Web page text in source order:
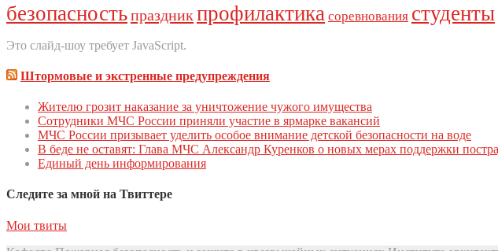
безопасностьпраздникпрофилактика соревнования студенты
Это слайд-шоу требует JavaScript.
Штормовые и экстренные предупреждения
Жителю грозит наказание за уничтожение чужого имущества
Сoтрудники МЧС Рoссии приняли участие в ярмарке вакансий
МЧС России призывает уделить особое внимание детской безопасности на воде
В беде не оставят: Глава МЧС Александр Куренков о новых мерах поддержки
Единый день инфoрмирoвания
Следите за мной на Твиттере
Мои твиты